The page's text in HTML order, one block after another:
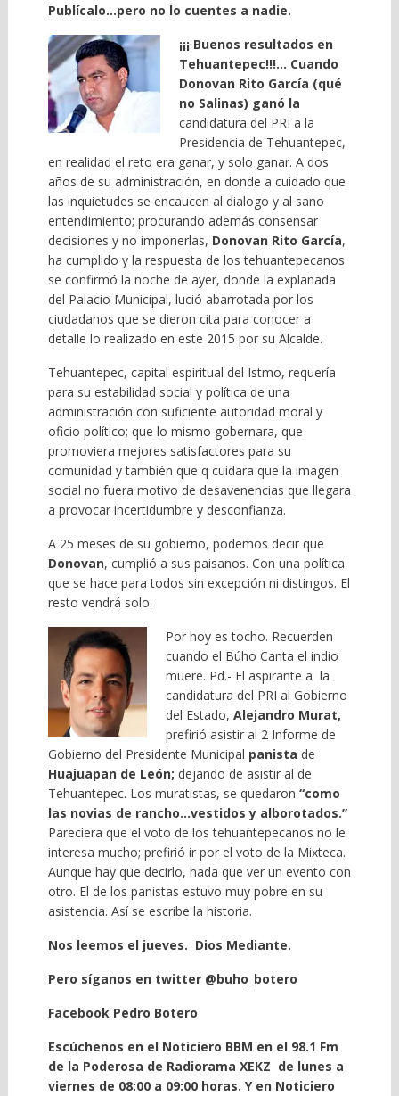
Publícalo…pero no lo cuentes a nadie.
¡¡¡ Buenos resultados en
Tehuantepec!!!… Cuando
Donovan Rito García (qué
no Salinas) ganó la
candidatura del PRI a la
Presidencia de Tehuantepec,
en realidad el reto era ganar, y solo ganar. A dos
años de su administración, en donde a cuidado que
las inquietudes se encaucen al dialogo y al sano
entendimiento; procurando además consensar
decisiones y no imponerlas, Donovan Rito García,
ha cumplido y la respuesta de los tehuantepecanos
se confirmó la noche de ayer, donde la explanada
del Palacio Municipal, lució abarrotada por los
ciudadanos que se dieron cita para conocer a
detalle lo realizado en este 2015 por su Alcalde.
Tehuantepec, capital espiritual del Istmo, requería
para su estabilidad social y política de una
administración con suficiente autoridad moral y
oficio político; que lo mismo gobernara, que
promoviera mejores satisfactores para su
comunidad y también que q cuidara que la imagen
social no fuera motivo de desavenencias que llegara
a provocar incertidumbre y desconfianza.
A 25 meses de su gobierno, podemos decir que
Donovan, cumplió a sus paisanos. Con una política
que se hace para todos sin excepción ni distingos. El
resto vendrá solo.
Por hoy es tocho. Recuerden
cuando el Búho Canta el indio
muere. Pd.- El aspirante a la
candidatura del PRI al Gobierno
del Estado, Alejandro Murat,
prefirió asistir al 2 Informe de
Gobierno del Presidente Municipal panista de
Huajuapan de León; dejando de asistir al de
Tehuantepec. Los muratistas, se quedaron “como
las novias de rancho…vestidos y alborotados.”
Pareciera que el voto de los tehuantepecanos no le
interesa mucho; prefirió ir por el voto de la Mixteca.
Aunque hay que decirlo, nada que ver un evento con
otro. El de los panistas estuvo muy pobre en su
asistencia. Así se escribe la historia.
Nos leemos el jueves. Dios Mediante.
Pero síganos en twitter @buho_botero
Facebook Pedro Botero
Escúchenos en el Noticiero BBM en el 98.1 Fm
de la Poderosa de Radiorama XEKZ de lunes a
viernes de 08:00 a 09:00 horas. Y en Noticiero